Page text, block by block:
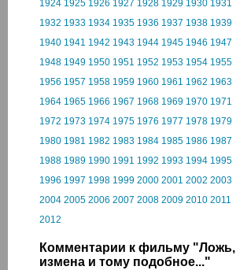
1924 1925 1926 1927 1928 1929 1930 1931
1932 1933 1934 1935 1936 1937 1938 1939
1940 1941 1942 1943 1944 1945 1946 1947
1948 1949 1950 1951 1952 1953 1954 1955
1956 1957 1958 1959 1960 1961 1962 1963
1964 1965 1966 1967 1968 1969 1970 1971
1972 1973 1974 1975 1976 1977 1978 1979
1980 1981 1982 1983 1984 1985 1986 1987
1988 1989 1990 1991 1992 1993 1994 1995
1996 1997 1998 1999 2000 2001 2002 2003
2004 2005 2006 2007 2008 2009 2010 2011
2012
Комментарии к фильму "Ложь,
измена и тому подобное..."